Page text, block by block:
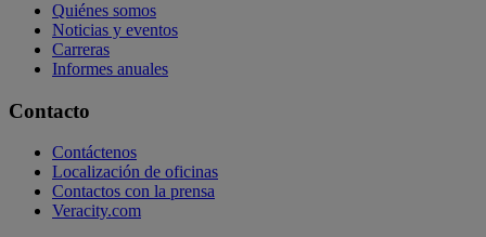
Quiénes somos
Noticias y eventos
Carreras
Informes anuales
Contacto
Contáctenos
Localización de oficinas
Contactos con la prensa
Veracity.com